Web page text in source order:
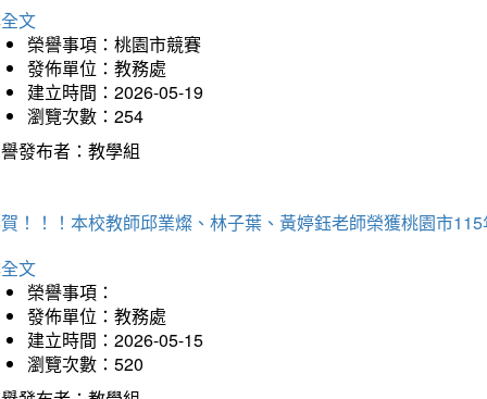
文
榮譽事項：桃園市競賽
發佈單位：教務處
建立時間：2026-05-19
瀏覽次數：254
發布者：教學組
！！！本校教師邱業燦、林子葉、黃婷鈺老師榮獲桃園市
文
榮譽事項：
發佈單位：教務處
建立時間：2026-05-15
瀏覽次數：520